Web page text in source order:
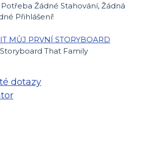
Žádné Stahování, Žádná
Přihlášení!
MŮJ PRVNÍ STORYBOARD
dotazy